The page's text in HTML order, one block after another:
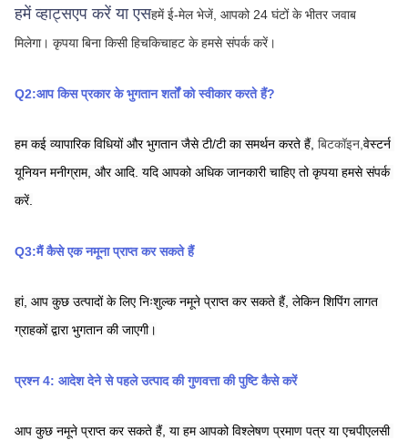
हमें व्हाट्सएप करें या एसहमें ई-मेल भेजें, आपको 24 घंटों के भीतर जवाब
मिलेगा। कृपया बिना किसी हिचकिचाहट के हमसे संपर्क करें।
Q2:आप किस प्रकार के भुगतान शर्तों को स्वीकार करते हैं?
हम कई व्यापारिक विधियों और भुगतान जैसे टी/टी का समर्थन करते हैं, बिटकॉइन, वेस्टर्न
यूनियन मनीग्राम, और आदि. यदि आपको अधिक जानकारी चाहिए तो कृपया हमसे संपर्क
करें.
Q3:मैं कैसे एक नमूना प्राप्त कर सकते हैं
हां, आप कुछ उत्पादों के लिए निःशुल्क नमूने प्राप्त कर सकते हैं, लेकिन शिपिंग लागत
ग्राहकों द्वारा भुगतान की जाएगी।
प्रश्न 4: आदेश देने से पहले उत्पाद की गुणवत्ता की पुष्टि कैसे करें
आप कुछ नमूने प्राप्त कर सकते हैं, या हम आपको विश्लेषण प्रमाण पत्र या एचपीएलसी